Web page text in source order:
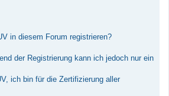
in diesem Forum registrieren?
der Registrierung kann ich jedoch nur ein
ich bin für die Zertifizierung aller